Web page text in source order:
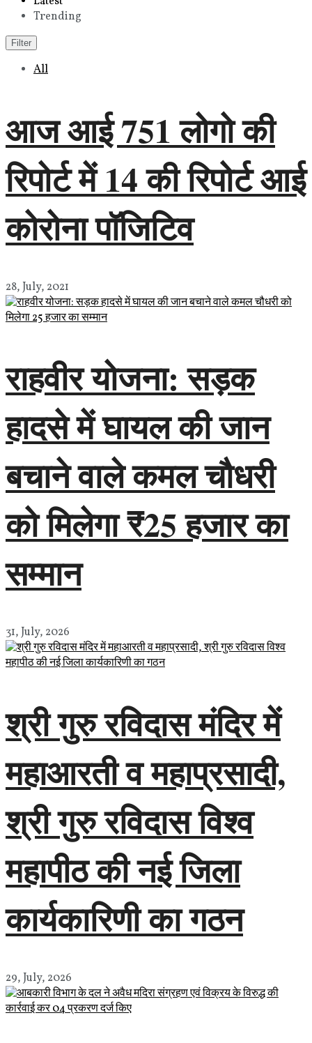
Trending
Filter
All
आज आई 751 लोगो की
रिपोर्ट में 14 की रिपोर्ट आई
कोरोना पॉजिटिव
28, July, 2021
राहवीर योजना: सड़क
हादसे में घायल की जान
बचाने वाले कमल चौधरी
को मिलेगा ₹25 हजार का
सम्मान
31, July, 2026
श्री गुरु रविदास मंदिर में
महाआरती व महाप्रसादी,
श्री गुरु रविदास विश्व
महापीठ की नई जिला
कार्यकारिणी का गठन
29, July, 2026